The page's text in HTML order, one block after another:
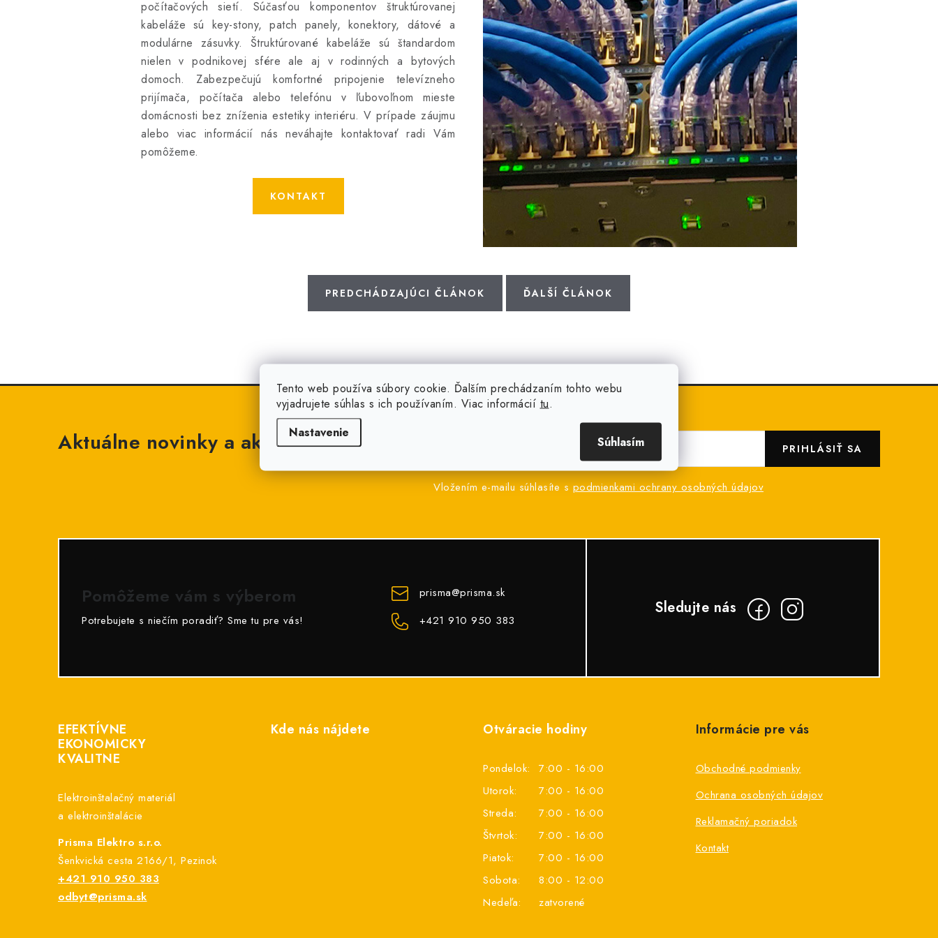
Tento web používa súbory cookie. Ďalším prechádzaním tohto webu
vyjadrujete súhlas s ich používaním. Viac informácií tu.
Nastavenie
Súhlasím
počítačových sietí. Súčasťou komponentov štruktúrovanej
kabeláže sú key-stony, patch panely, konektory, dátové a
modulárne zásuvky. Štruktúrované kabeláže sú štandardom
nielen v podnikovej sfére ale aj v rodinných a bytových
domoch. Zabezpečujú komfortné pripojenie televízneho
prijímača, počítača alebo telefónu v ľubovoľnom mieste
domácnosti bez zníženia estetiky interiéru. V prípade záujmu
alebo viac informácií nás neváhajte kontaktovať radi Vám
pomôžeme.
KONTAKT
PREDCHÁDZAJÚCI ČLÁNOK ĎALŠÍ ČLÁNOK
Aktuálne novinky a akcie na váš e-mail
Vložením e-mailu súhlasíte s podmienkami ochrany osobných údajov
PRIHLÁSIŤ SA
Pomôžeme vám s výberom
Potrebujete s niečím poradiť? Sme tu pre vás!
prisma@prisma.sk
+421 910 950 383
EFEKTÍVNE
EKONOMICKY
KVALITNE
Elektroinštalačný materiál
a elektroinštalácie
Prisma Elektro s.r.o.
Šenkvická cesta 2166/1, Pezinok
+421 910 950 383
odbyt@prisma.sk
Kde nás nájdete Otváracie hodiny
Pondelok:
7:00 - 16:00
Utorok:
7:00 - 16:00
Streda:
7:00 - 16:00
Štvrtok:
7:00 - 16:00
Piatok:
7:00 - 16:00
Sobota:
8:00 - 12:00
Nedeľa:
zatvorené
Informácie pre vás
Obchodné podmienky
Ochrana osobných údajov
Reklamačný poriadok
Kontakt